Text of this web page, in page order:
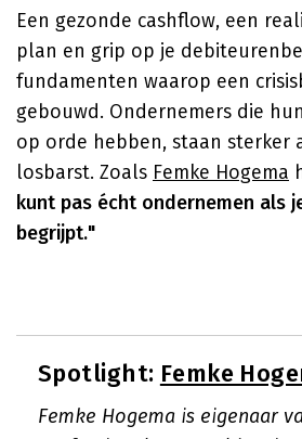
Een gezonde cashflow, een
plan en grip op je
fundamenten waarop een
gebouwd. Ondernemers die
op orde hebben, staan sterker
losbarst. Zoals Femke Hogema
kunt pas écht ondernemen als
begrijpt."
Spotlight: Femke
Femke Hogema is eigenaar